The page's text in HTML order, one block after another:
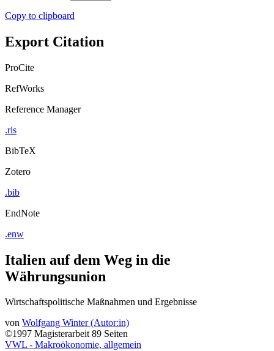
Copy to clipboard
Export Citation
ProCite
RefWorks
Reference Manager
.ris
BibTeX
Zotero
.bib
EndNote
.enw
Italien auf dem Weg in die
Währungsunion
Wirtschaftspolitische Maßnahmen und Ergebnisse
von Wolfgang Winter (Autor:in)
©1997 Magisterarbeit 89 Seiten
VWL - Makroökonomie, allgemein